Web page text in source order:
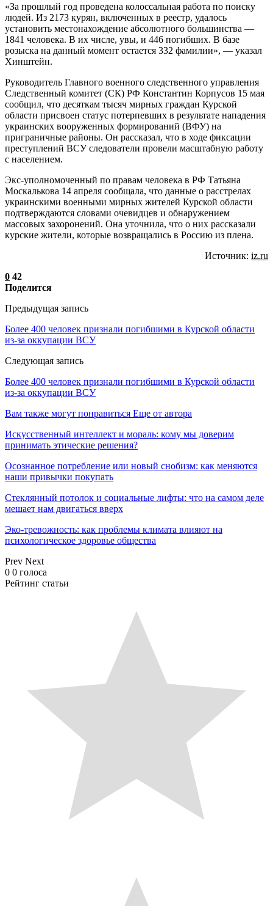
«За прошлый год проведена колоссальная работа по поиску
людей. Из 2173 курян, включенных в реестр, удалось
установить местонахождение абсолютного большинства —
1841 человека. В их числе, увы, и 446 погибших. В базе
розыска на данный момент остается 332 фамилии», — указал
Хинштейн.
Руководитель Главного военного следственного управления
Следственный комитет (СК) РФ Константин Корпусов 15 мая
сообщил, что десяткам тысяч мирных граждан Курской
области присвоен статус потерпевших в результате нападения
украинских вооруженных формирований (ВФУ) на
приграничные районы. Он рассказал, что в ходе фиксации
преступлений ВСУ следователи провели масштабную работу
с населением.
Экс-уполномоченный по правам человека в РФ Татьяна
Москалькова 14 апреля сообщала, что данные о расстрелах
украинскими военными мирных жителей Курской области
подтверждаются словами очевидцев и обнаружением
массовых захоронений. Она уточнила, что о них рассказали
курские жители, которые возвращались в Россию из плена.
Источник: iz.ru
0 42
Поделится
Предыдущая запись
Более 400 человек признали погибшими в Курской области
из-за оккупации ВСУ
Следующая запись
Более 400 человек признали погибшими в Курской области
из-за оккупации ВСУ
Вам также могут понравиться Еще от автора
Искусственный интеллект и мораль: кому мы доверим
принимать этические решения?
Осознанное потребление или новый снобизм: как меняются
наши привычки покупать
Стеклянный потолок и социальные лифты: что на самом деле
мешает нам двигаться вверх
Эко-тревожность: как проблемы климата влияют на
психологическое здоровье общества
Prev Next
0 0 голоса
Рейтинг статьи